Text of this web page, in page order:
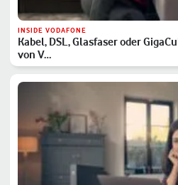
INSIDE VODAFONE
Kabel, DSL, Glasfaser oder
von V…